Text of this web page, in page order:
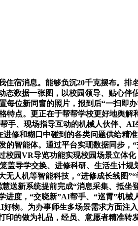
消息。能够负沉20千克摆布。排
数据一张图，以校园领导、贴心
位新同窗的照片，报到后“一扫即
点。更正在于帮帮学校更好地舆解
、现场指导互动的机械人伙伴、AI
修和糊口中碰到的各类问题供给精
智能体。通过平台实现数据同步
园VR导览功能实现校园场景立体
导学交换、进修科研、生活生计
人机等智能科技，“进修成长线图
新系统提前完成“消息采集、抵
度，“交晓新”AI帮手、“巡霄”机
物。为办事师生多场景需求方面注
的做为礼品，经员、意愿者精准转